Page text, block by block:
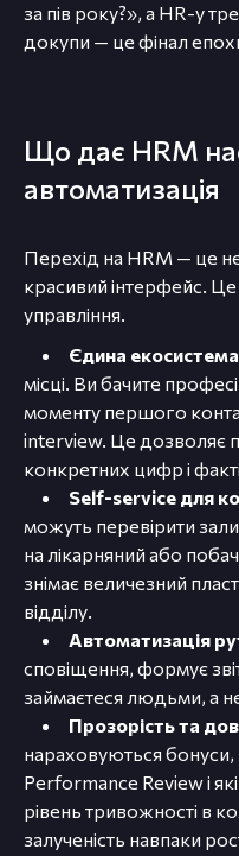
за пів року?», а HR-у
докупи — це фінал
Що дає HRM
автоматизація
Перехід на HRM — це
красивий інтерфейс.
управління.
Єдина
місці. Ви бачите
моменту першого
interview. Це дозволяє
конкретних цифр і
Self-service для
можуть перевірити
на лікарняний або
знімає величезний
відділу.
Автоматизація
сповіщення, формує
займаєтеся людьми, а
Прозорість та
нараховуються бонуси,
Performance Review і
рівень тривожності в
залученість навпаки